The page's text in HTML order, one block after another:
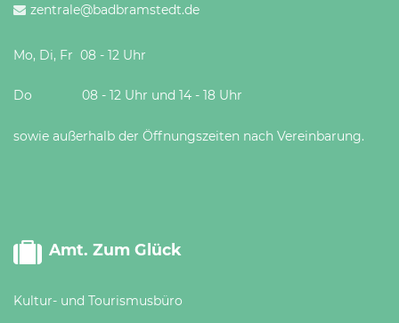
zentrale@badbramstedt.de
Mo, Di, Fr 08 - 12 Uhr
Do 08 - 12 Uhr und 14 - 18 Uhr
sowie außerhalb der Öffnungszeiten nach Vereinbarung.
Amt. Zum Glück
Kultur- und Tourismusbüro